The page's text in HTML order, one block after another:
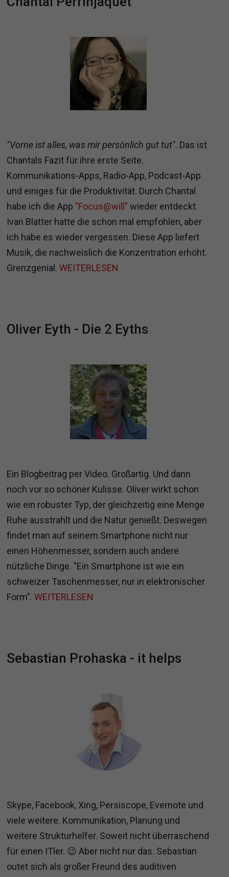
"Vorne ist alles, was mir persönlich gut tut". Das ist
Chantals Fazit für ihre erste Seite.
Kommunikations-Apps, Radio-App, Podcast-App
und einiges für die Produktivität. Durch Chantal
habe ich die App "Focus@will" wieder entdeckt.
Ivan Blatter hatte die schon mal empfohlen, aber
ich habe es wieder vergessen. Diese App liefert
Musik, die nachweislich die Konzentration erhöht.
Grenzgenial.WEITERLESEN
Oliver Eyth - Die 2 Eyths
Ein Blogbeitrag per Video. Großartig. Und dann
noch vor so schöner Kulisse. Oliver wirkt schon
wie ein robuster Typ, der gleichzeitig eine Menge
Ruhe ausstrahlt und die Natur genießt. Deswegen
findet man auf seinem Smartphone nicht nur
einen Höhenmesser, sondern auch andere
nützliche Dinge. "Ein Smartphone ist wie ein
schweizer Taschenmesser, nur in elektronischer
Form".WEITERLESEN
Sebastian Prohaska - it helps
Skype, Facebook, Xing, Persiscope, Evernote und
viele weitere. Kommunikation, Planung und
weitere Strukturhelfer. Soweit nicht überraschend
für einen ITler. 😉 Aber nicht nur das. Sebastian
outet sich als großer Freund des auditiven